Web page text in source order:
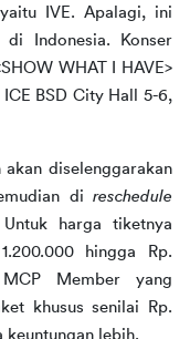
IVE. Apalagi, ini
di Indonesia. Konser
WHAT I HAVE>
BSD City Hall 5-6,
diselenggarakan
di
harga tiketnya
hingga Rp.
Member yang
khusus senilai Rp.
keuntungan lebih.